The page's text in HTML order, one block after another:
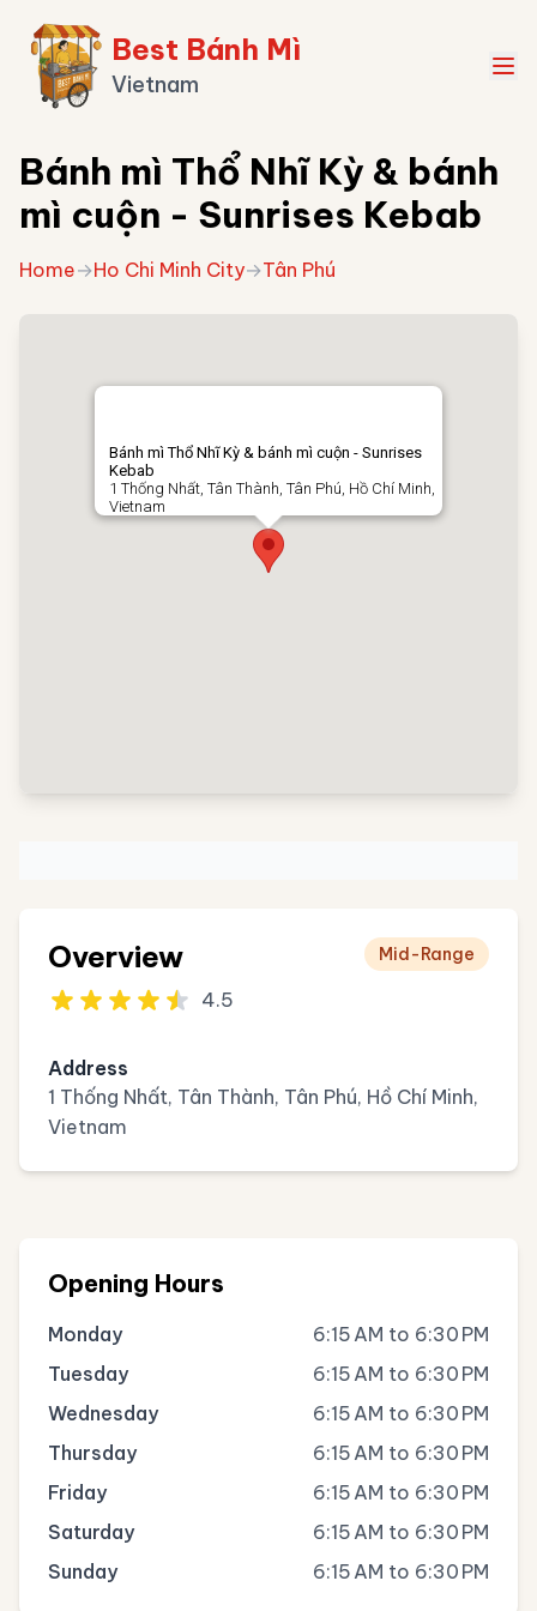
Best Bánh Mì
Vietnam
Bánh mì Thổ Nhĩ Kỳ & bánh
mì cuộn - Sunrises Kebab
Home→Ho Chi Minh City→Tân Phú
Bánh mì Thổ Nhĩ Kỳ & bánh mì cuộn - Sunrises
Kebab
1 Thống Nhất, Tân Thành, Tân Phú, Hồ Chí Minh,
Vietnam
Overview
4.5
Mid-Range
Address
1 Thống Nhất, Tân Thành, Tân Phú, Hồ Chí Minh,
Vietnam
Opening Hours
Monday
6:15 AM to 6:30 PM
Tuesday
6:15 AM to 6:30 PM
Wednesday
6:15 AM to 6:30 PM
Thursday
6:15 AM to 6:30 PM
Friday
6:15 AM to 6:30 PM
Saturday
6:15 AM to 6:30 PM
Sunday
6:15 AM to 6:30 PM